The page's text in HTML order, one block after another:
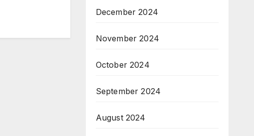
December 2024
November 2024
October 2024
September 2024
August 2024